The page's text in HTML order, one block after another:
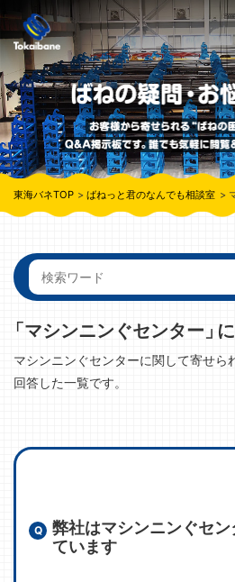
東海バネTOP ばねっと君のなんでも相談室
「マシンニンぐセンター」
マシンニンぐセンターに関して寄せら
回答した一覧です。
弊社はマシンニンぐセ
ています